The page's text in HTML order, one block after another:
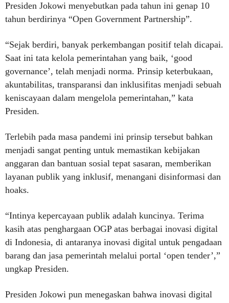
Presiden Jokowi menyebutkan pada tahun ini genap 10
tahun berdirinya “Open Government Partnership”.
“Sejak berdiri, banyak perkembangan positif telah dicapai.
Saat ini tata kelola pemerintahan yang baik, ‘good
governance’, telah menjadi norma. Prinsip keterbukaan,
akuntabilitas, transparansi dan inklusifitas menjadi sebuah
keniscayaan dalam mengelola pemerintahan,” kata
Presiden.
Terlebih pada masa pandemi ini prinsip tersebut bahkan
menjadi sangat penting untuk memastikan kebijakan
anggaran dan bantuan sosial tepat sasaran, memberikan
layanan publik yang inklusif, menangani disinformasi dan
hoaks.
“Intinya kepercayaan publik adalah kuncinya. Terima
kasih atas penghargaan OGP atas berbagai inovasi digital
di Indonesia, di antaranya inovasi digital untuk pengadaan
barang dan jasa pemerintah melalui portal ‘open tender’,”
ungkap Presiden.
Presiden Jokowi pun menegaskan bahwa inovasi digital